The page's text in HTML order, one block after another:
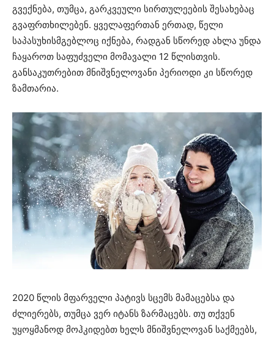
გვექნება, თუმცა, გარკვეული სირთულეების შესახებაც
გვაფრთხილებენ. ყველაფერთან ერთად, წელი
საპასუხისმგებლოც იქნება, რადგან სწორედ ახლა უნდა
ჩაყაროთ საფუძველი მომავალი 12 წლისთვის.
განსაკუთრებით მნიშვნელოვანი პერიოდი კი სწორედ
ზამთარია.
2020 წლის მფარველი პატივს სცემს მამაცებსა და
ძლიერებს, თუმცა ვერ იტანს ზარმაცებს. თუ თქვენ
უყოყმანოდ მოჰკიდებთ ხელს მნიშვნელოვან საქმეებს,